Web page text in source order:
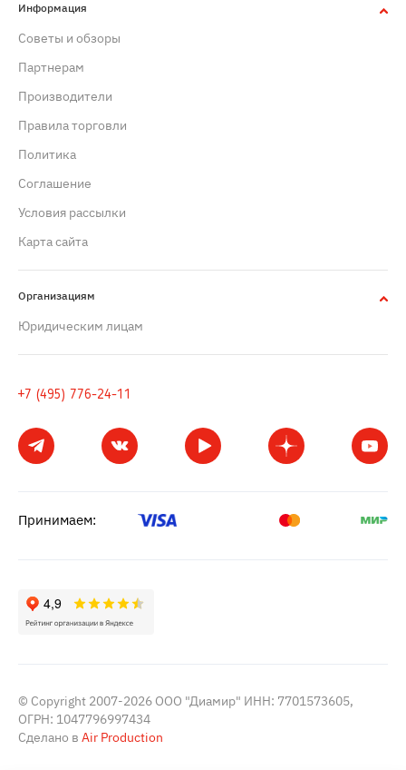
Информация
Советы и обзоры
Партнерам
Производители
Правила торговли
Политика
Cоглашение
Условия рассылки
Карта сайта
Организациям
Юридическим лицам
+7 (495) 776-24-11
Принимаем:
© Copyright 2007-2026 ООО "Диамир" ИНН: 7701573605,
ОГРН: 1047796997434
Сделано в Air Production